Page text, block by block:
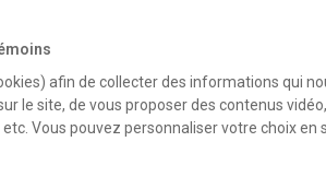
English
Horaire - Été 2026
afin de collecter des informations qui
le site, de vous proposer des contenus
Vous pouvez personnaliser votre choix en